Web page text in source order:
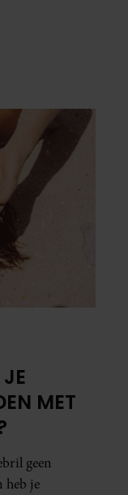
MET
geen
heb je